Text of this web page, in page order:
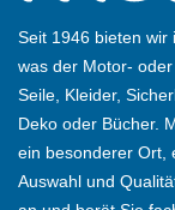
Seit 1946 bieten wir
was der Motor-
Seile, Kleider,
Deko oder Bücher.
ein besonderer Ort,
Auswahl und